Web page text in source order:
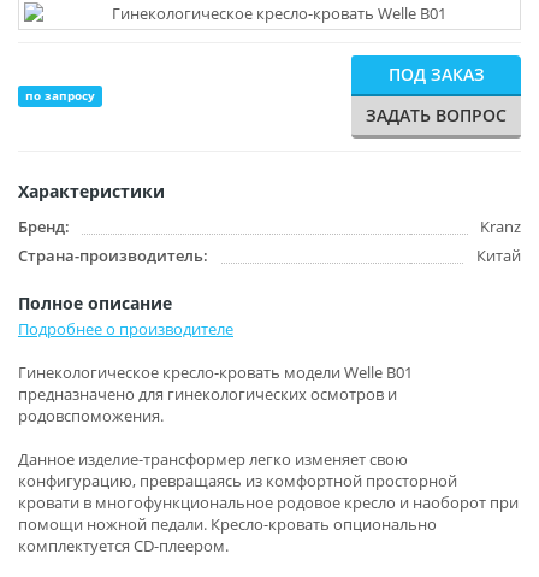
по запросу
ПОД ЗАКАЗ
ЗАДАТЬ ВОПРОС
Характеристики
Бренд:
Kranz
Страна-производитель:
Китай
Полное описание
Подробнее о производителе
Гинекологическое кресло-кровать модели Welle B01
предназначено для гинекологических осмотров и
родовспоможения.
Данное изделие-трансформер легко изменяет свою
конфигурацию, превращаясь из комфортной просторной
кровати в многофункциональное родовое кресло и наоборот при
помощи ножной педали. Кресло-кровать опционально
комплектуется CD-плеером.